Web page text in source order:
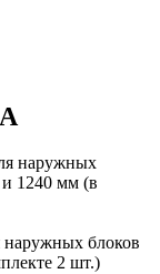
наружных
1240 мм (в
блоков
2 шт.)